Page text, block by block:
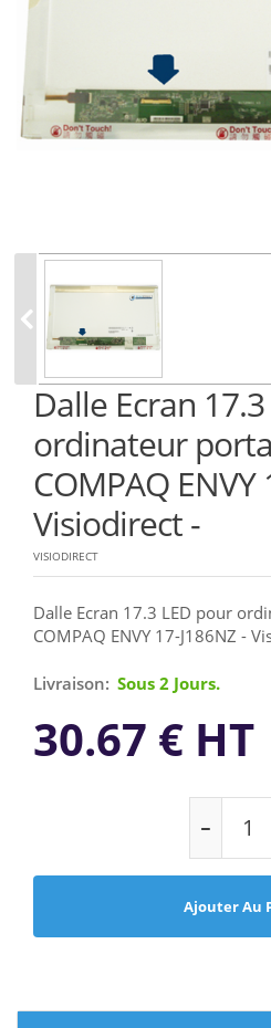
Dalle Ecran
ordinateur
COMPAQ ENVY
Visiodirect -
VISIODIRECT
Dalle Ecran 17.3 LED pour
COMPAQ ENVY 17-J186NZ -
Livraison: Sous 2 Jours.
30.67 € HT
Ajouter Au